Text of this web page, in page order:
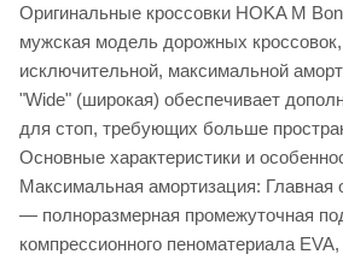
Оригинальные кроссовки HOKA M
мужская модель дорожных кроссовок,
исключительной, максимальной
"Wide" (широкая) обеспечивает
для стоп, требующих больше
Основные характеристики и
Максимальная амортизация: Главная
— полноразмерная промежуточная
компрессионного пеноматериала